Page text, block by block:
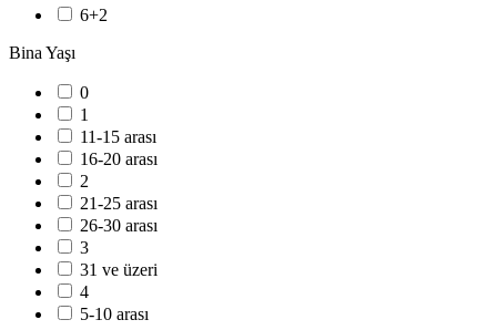
6+2
Bina Yaşı
0
1
11-15 arası
16-20 arası
2
21-25 arası
26-30 arası
3
31 ve üzeri
4
5-10 arası